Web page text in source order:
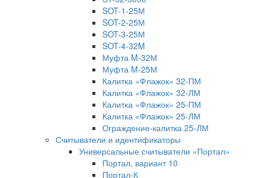
SOT-1-25М
SOT-2-25М
SOT-3-25М
SOT-4-32M
Муфта M-32М
Муфта M-25М
Калитка «Флажок» 32-ПМ
Калитка «Флажок» 32-ЛМ
Калитка «Флажок» 25-ПМ
Калитка «Флажок» 25-ЛМ
Ограждение-калитка 25-ЛМ
Считыватели и идентификаторы
Универсальные считыватели «Портал»
Портал, вариант 10
Портал-К